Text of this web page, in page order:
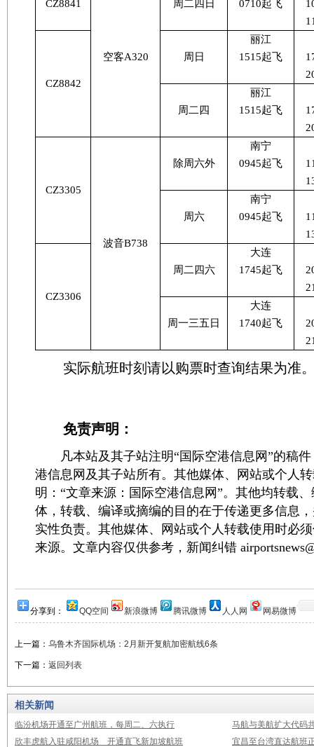
CZ8841
空客A320
周二四日 0710起飞
CZ8842
周日
丽江
1515起飞
周二四
丽江
1515起飞
CZ3305
波音B738
除周六外
南宁
0945起飞
周六
南宁
0945起飞
CZ3306
周二四六
大连
1745起飞
周一三五日
大连
1740起飞
实际航班时刻请以购票时查询结果为准
免责声明：
凡本站及其子站注明“国际空港信息网”的稿件
港信息网及其子站所有。其他媒体、网站或个人
明：“文章来源：国际空港信息网”。其他均转载
体，转载、编译或摘编的目的在于传递更多信息
实性负责。其他媒体、网站或个人转载使用时必
来源。文章内容仅供参考，新闻纠错
分享到： QQ空间 新浪微博 腾讯微博 人人网 网易微博
上一篇： 乌鲁木齐国际机场：2月新开复航加密航线6条
下一篇： 返回列表
相关新闻
临汾机场开通至广州航班，每周二、六执行
马航与美航扩大代码
欣丰虎航入驻咸阳机场 开通直飞新加坡航班
宜昌至台湾直达航班